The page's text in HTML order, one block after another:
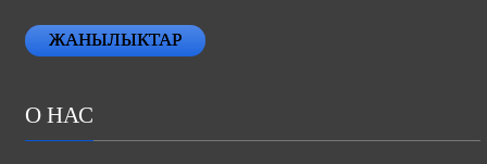
ЖАНЫЛЫКТАР
О НАС